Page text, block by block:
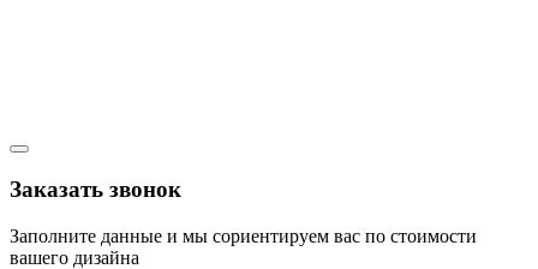
Заказать звонок
Заполните данные и мы сориентируем вас по стоимости
вашего дизайна